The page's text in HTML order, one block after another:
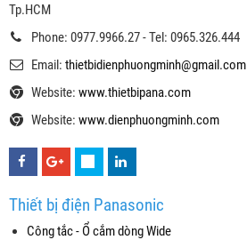
Tp.HCM
Phone: 0977.9966.27 - Tel: 0965.326.444
Email: thietbidienphuongminh@gmail.com
Website: www.thietbipana.com
Website: www.dienphuongminh.com
Thiết bị điện Panasonic
Công tắc - Ổ cắm dòng Wide